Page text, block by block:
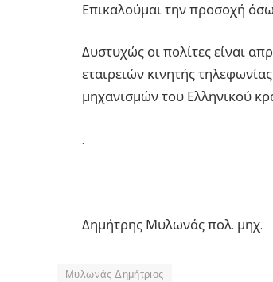
Επικαλούμαι την προσοχή
Δυστυχώς οι πολίτες είναι
εταιρειών κινητής
μηχανισμών του Ελληνικού
.
Δημήτρης Μυλωνάς πολ. μηχ.
Μυλωνάς Δημήτριος